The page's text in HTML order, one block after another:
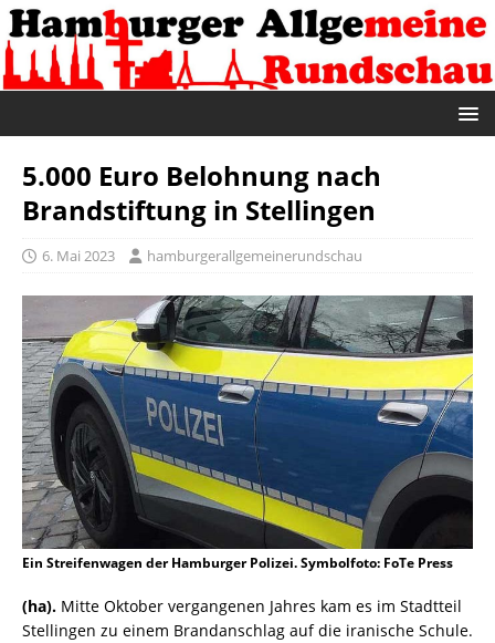
5.000 Euro Belohnung nach
Brandstiftung in Stellingen
6. Mai 2023 hamburgerallgemeinerundschau
Ein Streifenwagen der Hamburger Polizei. Symbolfoto: FoTe Press
(ha). Mitte Oktober vergangenen Jahres kam es im Stadtteil
Stellingen zu einem Brandanschlag auf die iranische Schule.